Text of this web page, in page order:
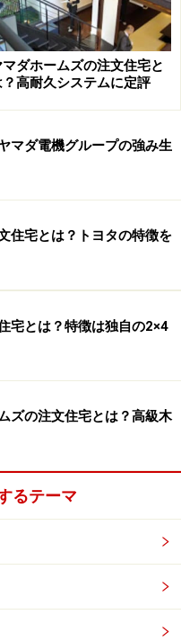
。
ーノ」のモデルハウス
マダホームズの注文住宅と
？高耐久システムに定評
マダ電機グループの強み生
住宅とは？トヨタの特徴を
宅とは？特徴は独自の2×4
ズの注文住宅とは？高級木
るテーマ